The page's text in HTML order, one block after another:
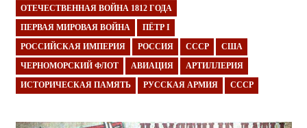
ОТЕЧЕСТВЕННАЯ ВОЙНА 1812 ГОДА
ПЕРВАЯ МИРОВАЯ ВОЙНА ПЁТР I
РОССИЙСКАЯ ИМПЕРИЯ РОССИЯ СССР США
ЧЕРНОМОРСКИЙ ФЛОТ АВИАЦИЯ АРТИЛЛЕРИЯ
ИСТОРИЧЕСКАЯ ПАМЯТЬ РУССКАЯ АРМИЯ СССР